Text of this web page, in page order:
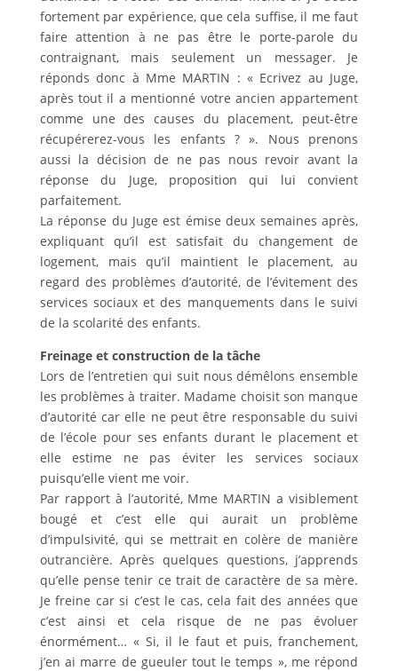
fortement par expérience, que cela suffise, il me faut
faire attention à ne pas être le porte-parole du
contraignant, mais seulement un messager. Je
réponds donc à Mme MARTIN : « Ecrivez au Juge,
après tout il a mentionné votre ancien appartement
comme une des causes du placement, peut-être
récupérerez-vous les enfants ? ». Nous prenons
aussi la décision de ne pas nous revoir avant la
réponse du Juge, proposition qui lui convient
parfaitement.
La réponse du Juge est émise deux semaines après,
expliquant qu’il est satisfait du changement de
logement, mais qu’il maintient le placement, au
regard des problèmes d’autorité, de l’évitement des
services sociaux et des manquements dans le suivi
de la scolarité des enfants.
Freinage et construction de la tâche
Lors de l’entretien qui suit nous démêlons ensemble
les problèmes à traiter. Madame choisit son manque
d’autorité car elle ne peut être responsable du suivi
de l’école pour ses enfants durant le placement et
elle estime ne pas éviter les services sociaux
puisqu’elle vient me voir.
Par rapport à l’autorité, Mme MARTIN a visiblement
bougé et c’est elle qui aurait un problème
d’impulsivité, qui se mettrait en colère de manière
outrancière. Après quelques questions, j’apprends
qu’elle pense tenir ce trait de caractère de sa mère.
Je freine car si c’est le cas, cela fait des années que
c’est ainsi et cela risque de ne pas évoluer
énormément… « Si, il le faut et puis, franchement,
j’en ai marre de gueuler tout le temps », me répond